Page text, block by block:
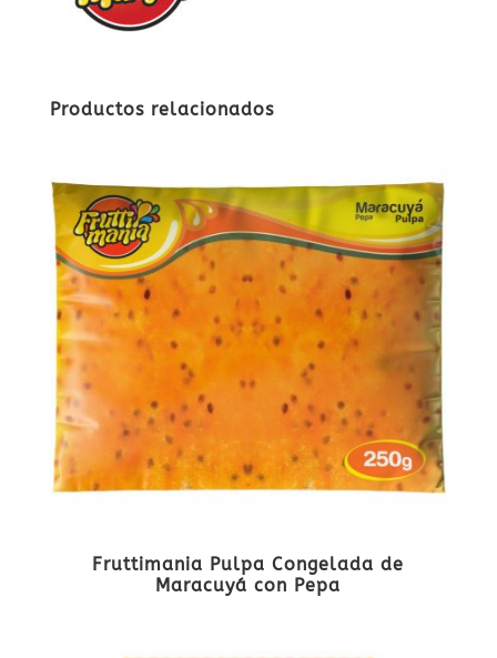
Productos relacionados
Fruttimania Pulpa Congelada de
Maracuyá con Pepa